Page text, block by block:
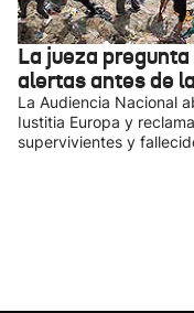
La jueza
alertas antes de
La Audiencia Nacional
Iustitia Europa y
supervivientes y